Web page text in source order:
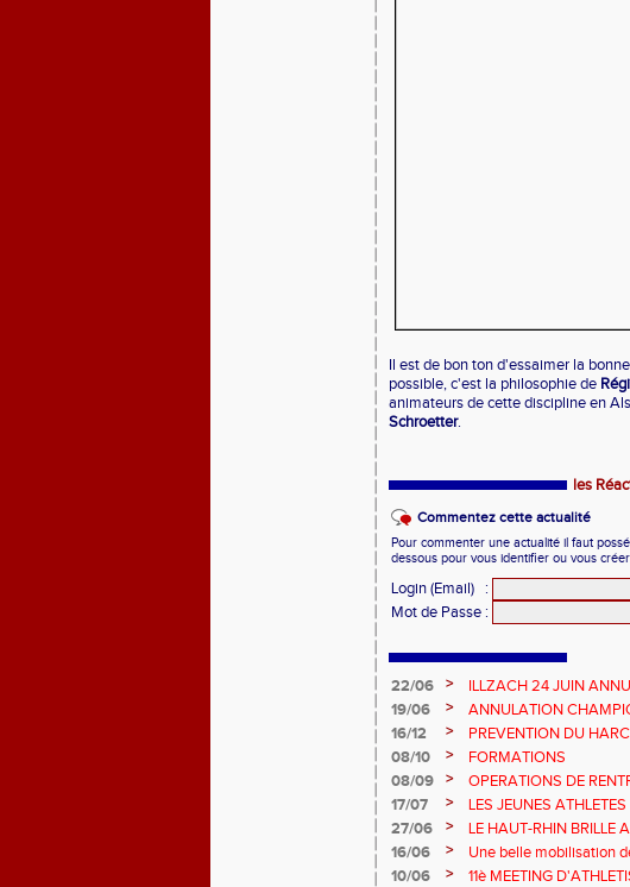
Il est de bon ton d'essaimer la
possible, c'est la philosophie de
animateurs de cette discipline en
Schroetter.
les
Commentez cette actualité
Pour commenter une actualité il faut
dessous pour vous identifier ou vous
Login (Email)
:
Mot de Passe :
22/06 >
ILLZACH 24 JUIN
19/06
>
ANNULATION
16/12
>
PREVENTION DU
08/10
>
FORMATIONS
08/09
>
OPERATIONS DE
17/07
>
LES JEUNES
CHAMPIONNATS DE
27/06 >
LE HAUT-RHIN BRILLE
!
16/06 >
Une belle mobilisation
Championnats Grand
10/06 >
11è MEETING